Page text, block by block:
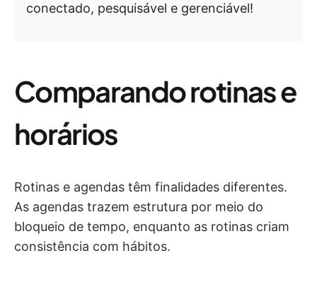
conectado, pesquisável e gerenciável!
Comparando rotinas e
horários
Rotinas e agendas têm finalidades diferentes.
As agendas trazem estrutura por meio do
bloqueio de tempo, enquanto as rotinas criam
consistência com hábitos.